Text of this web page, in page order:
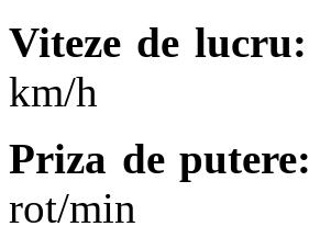
Viteze de lucru:
km/h
Priza de putere:
rot/min